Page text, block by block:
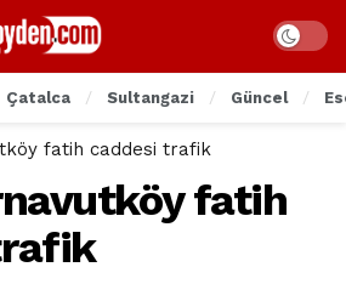
Çatalca Sultangazi Güncel
fatih caddesi trafik
fatih